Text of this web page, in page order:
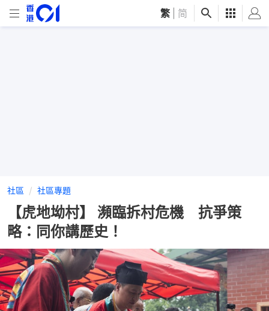
繁 简
社區 社區專題
【虎地坳村】 瀕臨拆村危機 抗爭策
略：同你講歷史！